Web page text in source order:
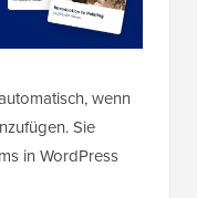
wenn
Sie
in WordPress